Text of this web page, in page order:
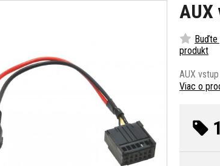
AUX
Buďte
produkt
AUX
Viac o